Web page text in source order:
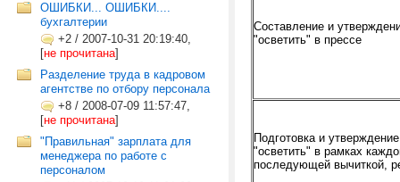
ОШИБКИ... ОШИБКИ....
бухгалтерии
+2 / 2007-10-31 20:19:40,
[не прочитана]
Разделение труда в кадровом
агентстве по отбору персонала
+8 / 2008-07-09 11:57:47,
[не прочитана]
"Правильная" зарплата для
менеджера по работе с
персоналом
Составление и
"осветить" в прессе
Подготовка и
"осветить" в рамках
последующей вычиткой,